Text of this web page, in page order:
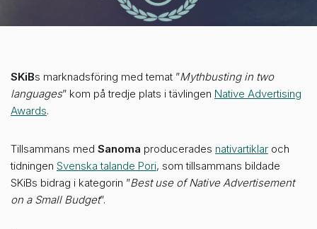
SKiBs marknadsföring med temat ”Mythbusting in two
languages” kom på tredje plats i tävlingen Native Advertising
Awards.
Tillsammans med Sanoma producerades nativartiklar och
tidningen Svenska talande Pori, som tillsammans bildade
SKiBs bidrag i kategorin ”Best use of Native Advertisement
on a Small Budget”.